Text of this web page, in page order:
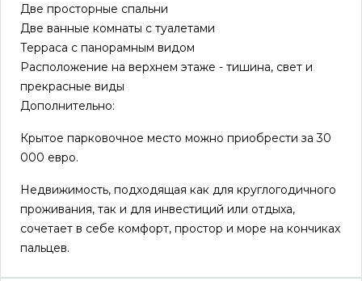
Две просторные спальни
Две ванные комнаты с туалетами
Терраса с панорамным видом
Расположение на верхнем этаже - тишина, свет и
прекрасные виды
Дополнительно:
Крытое парковочное место можно приобрести за 30
000 евро.
Недвижимость, подходящая как для круглогодичного
проживания, так и для инвестиций или отдыха,
сочетает в себе комфорт, простор и море на кончиках
пальцев.